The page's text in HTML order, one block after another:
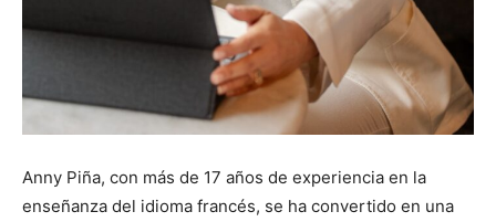
Anny Piña, con más de 17 años de experiencia en la
enseñanza del idioma francés, se ha convertido en una